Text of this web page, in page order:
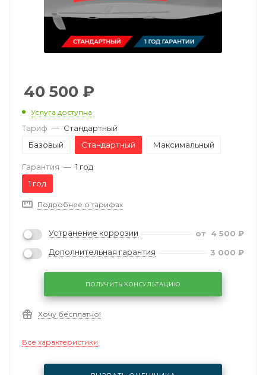
40 500 ₽
Услуга доступна
Тариф — Стандартный
Базовый
Стандартный Максимальный
Гарантия — 1 год
1 год
Подробнее о тарифах
Устранение коррозии от 4 500 ₽
Дополнительная гарантия
3 000 ₽
ПОЛУЧИТЬ КОНСУЛЬТАЦИЮ
Хочу бесплатно!
Все характеристики